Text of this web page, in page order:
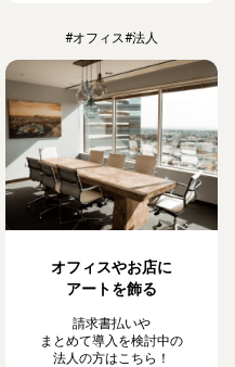
#オフィス#法人
オフィスやお店に
アートを飾る
請求書払いや
まとめて導入を検討中の
法人の方はこちら！